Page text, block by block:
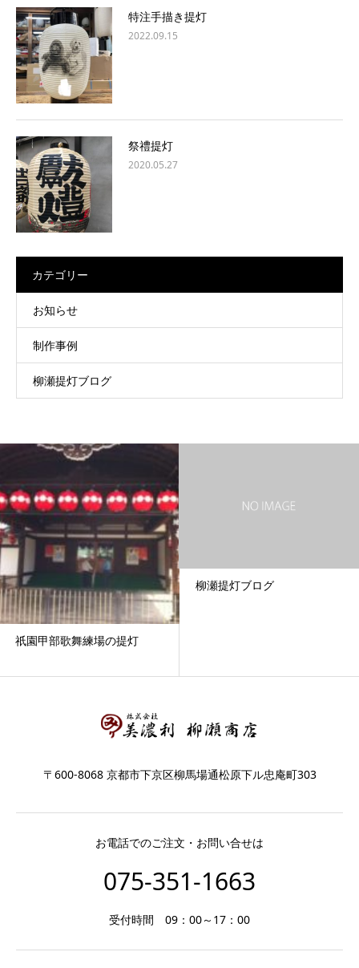
特注手描き提灯
2022.09.15
祭禮提灯
2020.05.27
カテゴリー
お知らせ
制作事例
柳瀬提灯ブログ
祇園甲部歌舞練場の提灯
柳瀬提灯ブログ
〒600-8068 京都市下京区柳馬場通松原下ル忠庵町303
お電話でのご注文・お問い合せは
075-351-1663
受付時間 09：00～17：00